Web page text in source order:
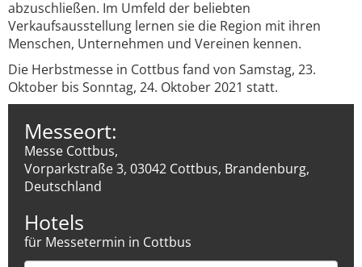
abzuschließen. Im Umfeld der beliebten
Verkaufsausstellung lernen sie die Region mit ihren
Menschen, Unternehmen und Vereinen kennen.
Die Herbstmesse in Cottbus fand von Samstag, 23.
Oktober bis Sonntag, 24. Oktober 2021 statt.
Messeort:
Messe Cottbus,
Vorparkstraße 3, 03042 Cottbus, Brandenburg,
Deutschland
Hotels
für Messetermin in Cottbus